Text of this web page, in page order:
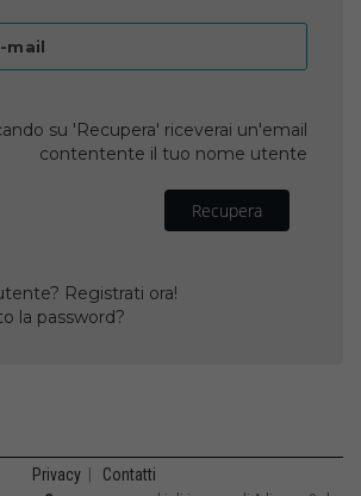
mail
su 'Recupera' riceverai un'email
contentente il tuo nome utente
Recupera
Registrati ora!
la password?
Privacy Contatti